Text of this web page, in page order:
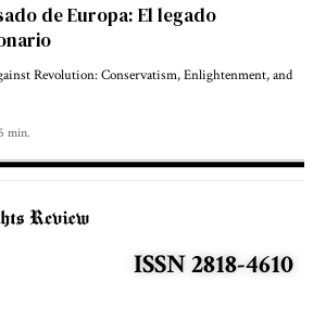
de Europa: El legado
Revolution: Conservatism, Enlightenment, and
min.
ISSN 2818-4610